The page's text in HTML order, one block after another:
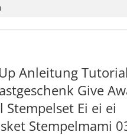
Anleitung
Give
Stempelset Ei ei ei
Stempelmami